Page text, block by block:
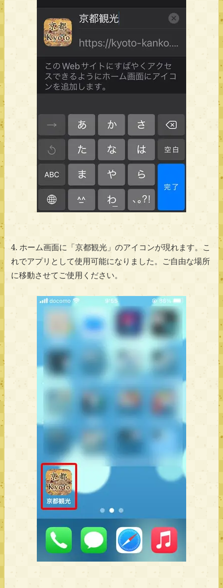
4. ホーム画面に「京都観光」のアイコンが現れます。こ
れでアプリとして使用可能になりました。ご自由な場所
に移動させてご使用ください。